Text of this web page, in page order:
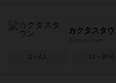
カクタスタウ
2～4人 15～30分